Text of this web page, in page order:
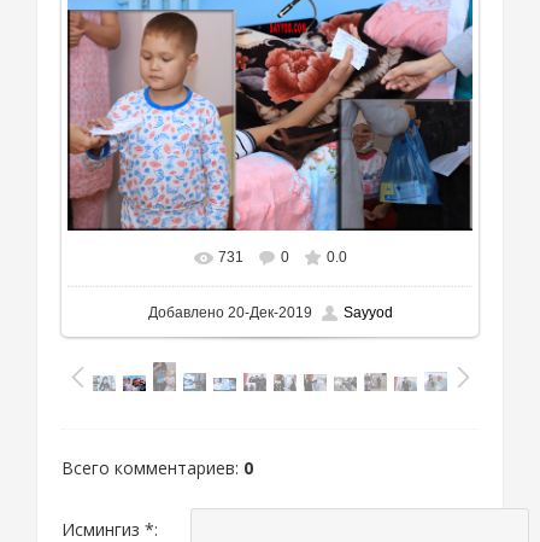
731 0 0.0
Добавлено20-Дек-2019 Sayyod
Всего комментариев: 0
Исмингиз *: